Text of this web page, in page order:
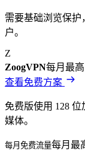
需要基础浏览保护
户。
Z
ZoogVPN每月最
查看免费方案
免费版使用 128
媒体。
每月免费流量每月最